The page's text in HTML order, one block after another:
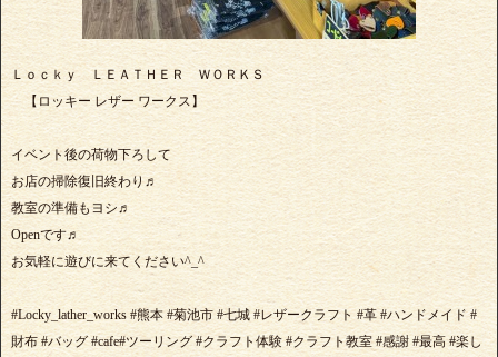
Ｌｏｃｋｙ ＬＥＡＴＨＥＲ ＷＯＲＫＳ
【ロッキー レザー ワークス】
イベント後の荷物下ろして
お店の掃除復旧終わり♬
教室の準備もヨシ♬
Openです♬
お気軽に遊びに来てください^_^
#Locky_lather_works #熊本 #菊池市 #七城 #レザークラフト #革 #ハンドメイド #
財布 #バッグ #cafe#ツーリング #クラフト体験 #クラフト教室 #感謝 #最高 #楽し